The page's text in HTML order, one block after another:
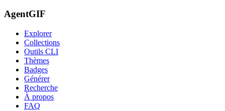
AgentGIF
Explorer
Collections
Outils CLI
Thèmes
Badges
Générer
Recherche
À propos
FAQ